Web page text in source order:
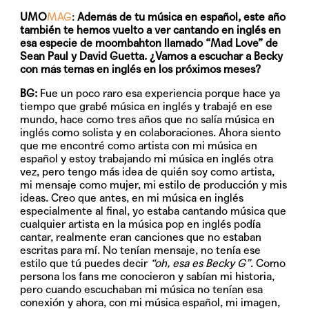
UMOMAG:Además de tu música en español, este año
también te hemos vuelto a ver cantando en inglés en
esa especie de moombahton llamado “Mad Love” de
Sean Paul y David Guetta. ¿Vamos a escuchar a Becky
con más temas en inglés en los próximos meses?
BG: Fue un poco raro esa experiencia porque hace ya
tiempo que grabé música en inglés y trabajé en ese
mundo, hace como tres años que no salía música en
inglés como solista y en colaboraciones. Ahora siento
que me encontré como artista con mi música en
español y estoy trabajando mi música en inglés otra
vez, pero tengo más idea de quién soy como artista,
mi mensaje como mujer, mi estilo de producción y mis
ideas. Creo que antes, en mi música en inglés
especialmente al final, yo estaba cantando música que
cualquier artista en la música pop en inglés podía
cantar, realmente eran canciones que no estaban
escritas para mí. No tenían mensaje, no tenía ese
estilo que tú puedes decir “oh, esa es Becky G”. Como
persona los fans me conocieron y sabían mi historia,
pero cuando escuchaban mi música no tenían esa
conexión y ahora, con mi música español, mi imagen,